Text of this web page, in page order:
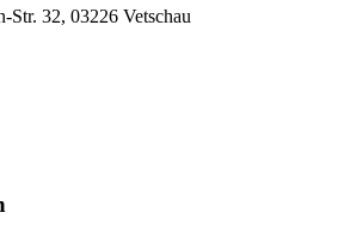
Str. 32, 03226 Vetschau